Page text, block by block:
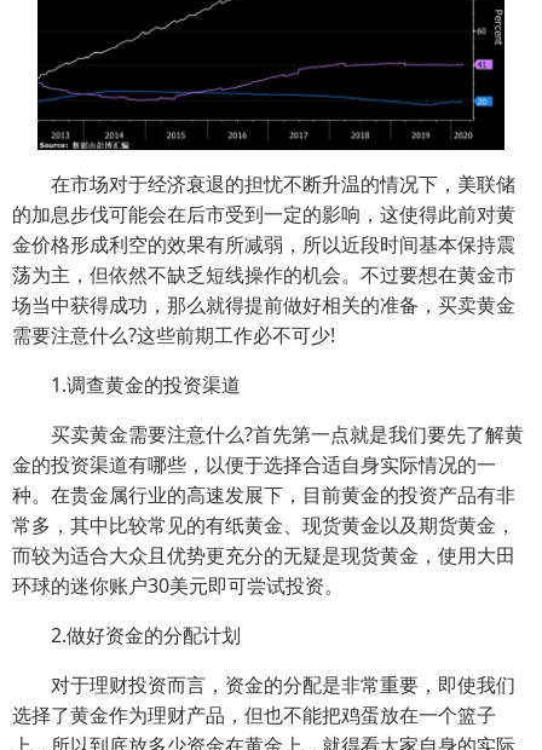
在市场对于经济衰退的担忧不断升温的情况下，美联储
的加息步伐可能会在后市受到一定的影响，这使得此前对黄
金价格形成利空的效果有所减弱，所以近段时间基本保持震
荡为主，但依然不缺乏短线操作的机会。不过要想在黄金市
场当中获得成功，那么就得提前做好相关的准备，买卖黄金
需要注意什么?这些前期工作必不可少!
1.调查黄金的投资渠道
买卖黄金需要注意什么?首先第一点就是我们要先了解黄
金的投资渠道有哪些，以便于选择合适自身实际情况的一
种。在贵金属行业的高速发展下，目前黄金的投资产品有非
常多，其中比较常见的有纸黄金、现货黄金以及期货黄金，
而较为适合大众且优势更充分的无疑是现货黄金，使用大田
环球的迷你账户30美元即可尝试投资。
2.做好资金的分配计划
对于理财投资而言，资金的分配是非常重要，即使我们
选择了黄金作为理财产品，但也不能把鸡蛋放在一个篮子